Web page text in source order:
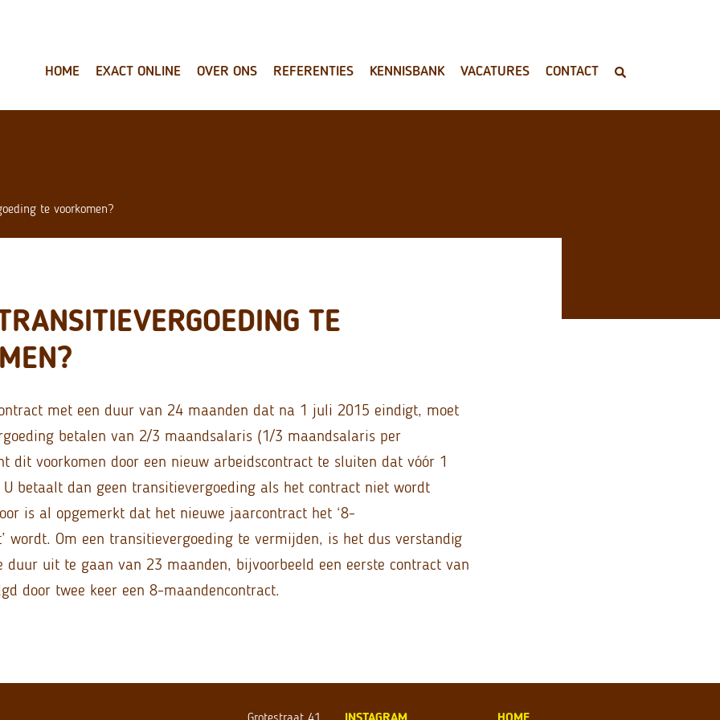
HOME EXACT ONLINE OVER ONS REFERENTIES KENNISBANK VACATURES CONTACT
te voorkomen?
TE
met een duur van 24 maanden dat na 1 juli 2015 eindigt, moet
betalen van 2/3 maandsalaris (1/3 maandsalaris per
dit voorkomen door een nieuw arbeidscontract te sluiten dat vóór 1
betaalt dan geen transitievergoeding als het contract niet wordt
is al opgemerkt dat het nieuwe jaarcontract het ‘8-
wordt. Om een transitievergoeding te vermijden, is het dus verstandig
duur uit te gaan van 23 maanden, bijvoorbeeld een eerste contract van
door twee keer een 8-maandencontract.